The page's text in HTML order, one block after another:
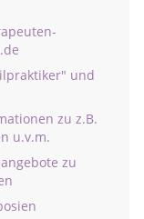
und
zu z.B.
u.v.m.
zu